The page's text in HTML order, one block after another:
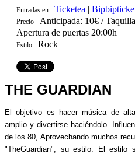
Entradas en Ticketea |
Precio
Anticipada: 10€ /
Apertura de puertas 20:00h
Estilo Rock
THE GUARDIAN
El objetivo es hacer música de
amplio y divertirse haciéndolo.
de los 80, Aprovechando muchos
"TheGuardian", su estilo. El estilo